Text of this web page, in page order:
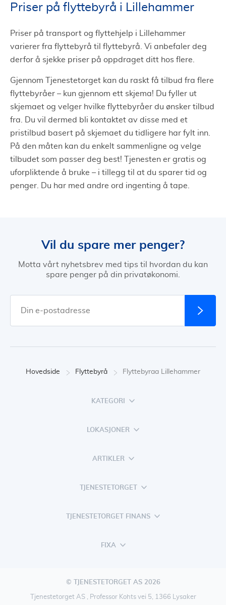
Priser på flyttebyrå i Lillehammer
Priser på transport og flyttehjelp i Lillehammer
varierer fra flyttebyrå til flyttebyrå. Vi anbefaler deg
derfor å sjekke priser på oppdraget ditt hos flere.
Gjennom Tjenestetorget kan du raskt få tilbud fra flere
flyttebyråer – kun gjennom ett skjema! Du fyller ut
skjemaet og velger hvilke flyttebyråer du ønsker tilbud
fra. Du vil dermed bli kontaktet av disse med et
pristilbud basert på skjemaet du tidligere har fylt inn.
På den måten kan du enkelt sammenligne og velge
tilbudet som passer deg best! Tjenesten er gratis og
uforpliktende å bruke – i tillegg til at du sparer tid og
penger. Du har med andre ord ingenting å tape.
Vil du spare mer penger?
Motta vårt nyhetsbrev med tips til hvordan du kan
spare penger på din privatøkonomi.
Hovedside Flyttebyrå Flyttebyraa Lillehammer
KATEGORI
LOKASJONER
ARTIKLER
TJENESTETORGET
TJENESTETORGET FINANS
FIXA
© TJENESTETORGET AS 2026
Tjenestetorget AS , Professor Kohts vei 5, 1366 Lysaker